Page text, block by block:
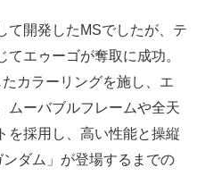
開発したMSでしたが、テ
エゥーゴが奪取に成功。
カラーリングを施し、エ
ムーバブルフレームや全天
を採用し、高い性能と操縦
ダム」が登場するまでの